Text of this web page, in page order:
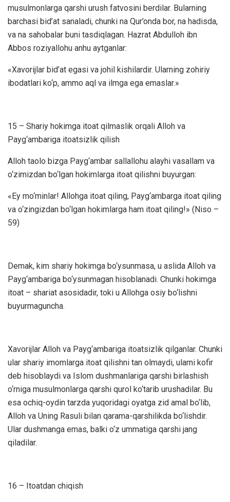
musulmonlarga qarshi urush fatvosini berdilar. Bularning
barchasi bid’at sanaladi, chunki na Qur’onda bor, na hadisda,
va na sahobalar buni tasdiqlagan. Hazrat Abdulloh ibn
Abbos roziyallohu anhu aytganlar:
«Xavorijlar bid’at egasi va johil kishilardir. Ularning zohiriy
ibodatlari ko‘p, ammo aql va ilmga ega emaslar.»
15 – Shariy hokimga itoat qilmaslik orqali Alloh va
Payg‘ambariga itoatsizlik qilish
Alloh taolo bizga Payg‘ambar sallallohu alayhi vasallam va
o‘zimizdan bo‘lgan hokimlarga itoat qilishni buyurgan:
«Ey mo‘minlar! Allohga itoat qiling, Payg‘ambarga itoat qiling
va o‘zingizdan bo‘lgan hokimlarga ham itoat qiling!» (Niso –
59)
Demak, kim shariy hokimga bo‘ysunmasa, u aslida Alloh va
Payg‘ambariga bo‘ysunmagan hisoblanadi. Chunki hokimga
itoat – shariat asosidadir, toki u Allohga osiy bo‘lishni
buyurmaguncha.
Xavorijlar Alloh va Payg‘ambariga itoatsizlik qilganlar. Chunki
ular shariy imomlarga itoat qilishni tan olmaydi, ularni kofir
deb hisoblaydi va Islom dushmanlariga qarshi birlashish
o‘rniga musulmonlarga qarshi qurol ko‘tarib urushadilar. Bu
esa ochiq-oydin tarzda yuqoridagi oyatga zid amal bo‘lib,
Alloh va Uning Rasuli bilan qarama-qarshilikda bo‘lishdir.
Ular dushmanga emas, balki o‘z ummatiga qarshi jang
qiladilar.
16 – Itoatdan chiqish